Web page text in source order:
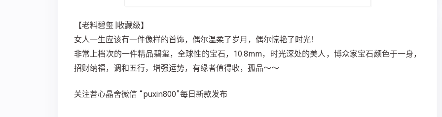
【老料碧玺 |收藏级】
女人一生应该有一件像样的首饰，偶尔温柔了岁月，偶尔惊艳了时光！
非常上档次的一件精品碧玺，全球性的宝石，10.8mm，时光深处的美人，博众家宝石颜色于一身，
招财纳福，调和五行，增强运势，有缘者值得收，孤品～～
关注菩心晶舍微信 “puxin800”每日新款发布